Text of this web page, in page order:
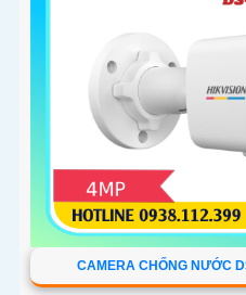
CAMERA CHỐNG NƯỚC